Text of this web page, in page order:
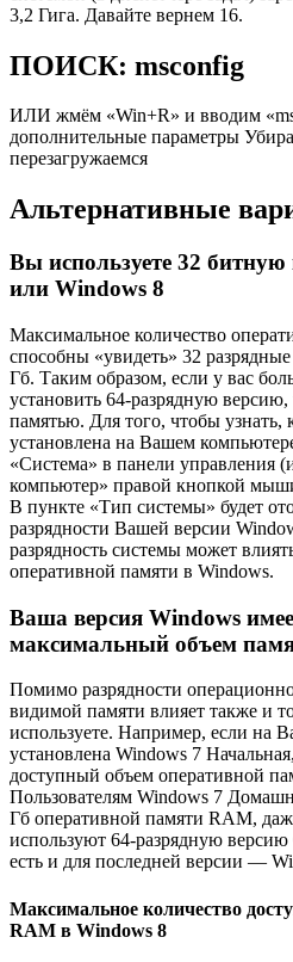
3,2 Гига. Давайте вернем 16.
ПОИСК: msconfig
ИЛИ жмём «Win+R» и вводим
дополнительные параметры
перезагружаемся
Альтернативные
Вы используете 32
или Windows 8
Максимальное количество
способны «увидеть» 32
Гб. Таким образом, если у вас
установить 64-разрядную версию,
памятью. Для того, чтобы узнать,
установлена на Вашем
«Система» в панели управления
компьютер» правой кнопкой
В пункте «Тип системы» будет
разрядности Вашей версии
разрядность системы может
оперативной памяти в Windows.
Ваша версия Windows
максимальный объем
Помимо разрядности
видимой памяти влияет также и
используете. Например, если на
установлена Windows 7
доступный объем оперативной
Пользователям Windows 7
Гб оперативной памяти RAM,
используют 64-разрядную
есть и для последней версии —
Максимальное количество
RAM в Windows 8